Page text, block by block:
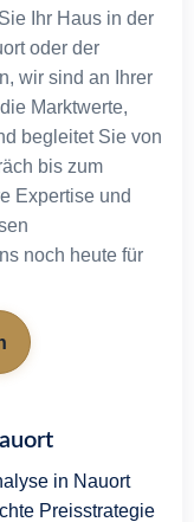
Ihr Haus in der
oder der
wir sind an Ihrer
Marktwerte,
begleitet Sie von
bis zum
Expertise und
noch heute für
in Nauort
Preisstrategie